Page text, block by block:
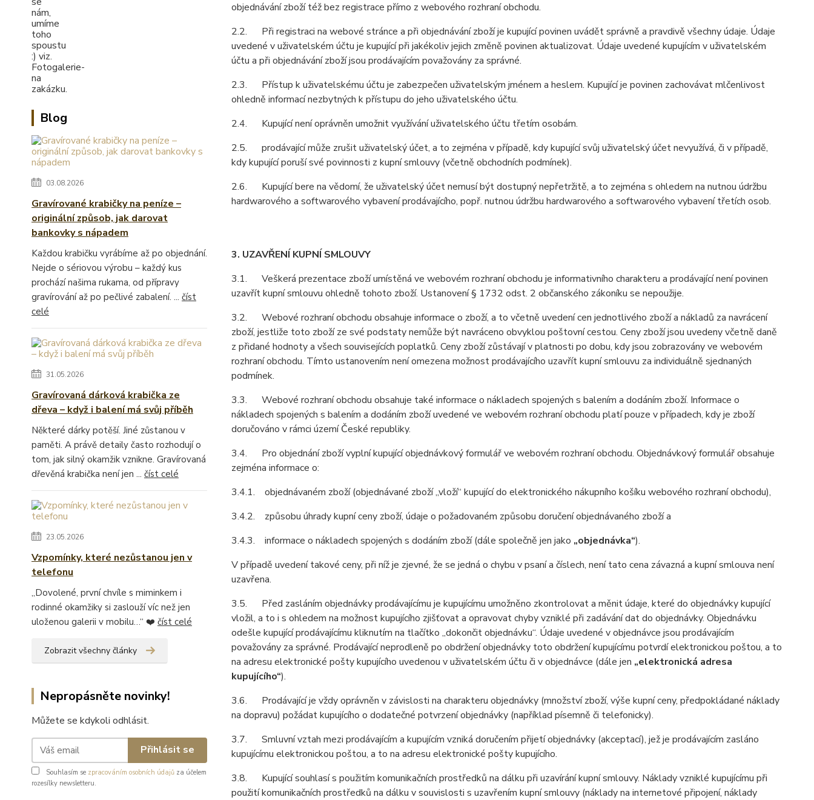
Blog
03.08.2026
Gravírované krabičky na peníze –
originální způsob, jak darovat
bankovky s nápadem
Každou krabičku vyrábíme až po objednání.
Nejde o sériovou výrobu – každý kus
prochází našima rukama, od přípravy
gravírování až po pečlivé zabalení. ... číst
celé
31.05.2026
Gravírovaná dárková krabička ze
dřeva – když i balení má svůj příběh
Některé dárky potěší. Jiné zůstanou v
paměti. A právě detaily často rozhodují o
tom, jak silný okamžik vznikne. Gravírovaná
dřevěná krabička není jen ... číst celé
23.05.2026
Vzpomínky, které nezůstanou jen v
telefonu
„Dovolené, první chvíle s miminkem i
rodinné okamžiky si zaslouží víc než jen
uloženou galerii v mobilu…“ ❤️ číst celé
Zobrazit všechny články
Nepropásněte novinky!
Můžete se kdykoli odhlásit.
Přihlásit se
Souhlasím se zpracováním osobních údajů za účelem
rozesílky newsletteru.
objednávání zboží též bez registrace přímo z webového rozhraní obchodu.
2.2. Při registraci na webové stránce a při objednávání zboží je kupující povinen uvádět správně a pravdivě všechny údaje. Údaje
uvedené v uživatelském účtu je kupující při jakékoliv jejich změně povinen aktualizovat. Údaje uvedené kupujícím v uživatelském
účtu a při objednávání zboží jsou prodávajícím považovány za správné.
2.3. Přístup k uživatelskému účtu je zabezpečen uživatelským jménem a heslem. Kupující je povinen zachovávat mlčenlivost
ohledně informací nezbytných k přístupu do jeho uživatelského účtu.
2.4. Kupující není oprávněn umožnit využívání uživatelského účtu třetím osobám.
2.5. prodávající může zrušit uživatelský účet, a to zejména v případě, kdy kupující svůj uživatelský účet nevyužívá, či v případě,
kdy kupující poruší své povinnosti z kupní smlouvy (včetně obchodních podmínek).
2.6. Kupující bere na vědomí, že uživatelský účet nemusí být dostupný nepřetržitě, a to zejména s ohledem na nutnou údržbu
hardwarového a softwarového vybavení prodávajícího, popř. nutnou údržbu hardwarového a softwarového vybavení třetích osob.
3. UZAVŘENÍ KUPNÍ SMLOUVY
3.1. Veškerá prezentace zboží umístěná ve webovém rozhraní obchodu je informativního charakteru a prodávající není povinen
uzavřít kupní smlouvu ohledně tohoto zboží. Ustanovení § 1732 odst. 2 občanského zákoníku se nepoužije.
3.2. Webové rozhraní obchodu obsahuje informace o zboží, a to včetně uvedení cen jednotlivého zboží a nákladů za navrácení
zboží, jestliže toto zboží ze své podstaty nemůže být navráceno obvyklou poštovní cestou. Ceny zboží jsou uvedeny včetně daně
z přidané hodnoty a všech souvisejících poplatků. Ceny zboží zůstávají v platnosti po dobu, kdy jsou zobrazovány ve webovém
rozhraní obchodu. Tímto ustanovením není omezena možnost prodávajícího uzavřít kupní smlouvu za individuálně sjednaných
podmínek.
3.3. Webové rozhraní obchodu obsahuje také informace o nákladech spojených s balením a dodáním zboží. Informace o
nákladech spojených s balením a dodáním zboží uvedené ve webovém rozhraní obchodu platí pouze v případech, kdy je zboží
doručováno v rámci území České republiky.
3.4. Pro objednání zboží vyplní kupující objednávkový formulář ve webovém rozhraní obchodu. Objednávkový formulář obsahuje
zejména informace o:
3.4.1. objednávaném zboží (objednávané zboží „vloží“ kupující do elektronického nákupního košíku webového rozhraní obchodu),
3.4.2. způsobu úhrady kupní ceny zboží, údaje o požadovaném způsobu doručení objednávaného zboží a
3.4.3. informace o nákladech spojených s dodáním zboží (dále společně jen jako „objednávka“).
V případě uvedení takové ceny, při níž je zjevné, že se jedná o chybu v psaní a číslech, není tato cena závazná a kupní smlouva není
uzavřena.
3.5. Před zasláním objednávky prodávajícímu je kupujícímu umožněno zkontrolovat a měnit údaje, které do objednávky kupující
vložil, a to i s ohledem na možnost kupujícího zjišťovat a opravovat chyby vzniklé při zadávání dat do objednávky. Objednávku
odešle kupující prodávajícímu kliknutím na tlačítko „dokončit objednávku“. Údaje uvedené v objednávce jsou prodávajícím
považovány za správné. Prodávající neprodleně po obdržení objednávky toto obdržení kupujícímu potvrdí elektronickou poštou, a to
na adresu elektronické pošty kupujícího uvedenou v uživatelském účtu či v objednávce (dále jen „elektronická adresa
kupujícího“).
3.6. Prodávající je vždy oprávněn v závislosti na charakteru objednávky (množství zboží, výše kupní ceny, předpokládané náklady
na dopravu) požádat kupujícího o dodatečné potvrzení objednávky (například písemně či telefonicky).
3.7. Smluvní vztah mezi prodávajícím a kupujícím vzniká doručením přijetí objednávky (akceptací), jež je prodávajícím zasláno
kupujícímu elektronickou poštou, a to na adresu elektronické pošty kupujícího.
3.8. Kupující souhlasí s použitím komunikačních prostředků na dálku při uzavírání kupní smlouvy. Náklady vzniklé kupujícímu při
použití komunikačních prostředků na dálku v souvislosti s uzavřením kupní smlouvy (náklady na internetové připojení, náklady